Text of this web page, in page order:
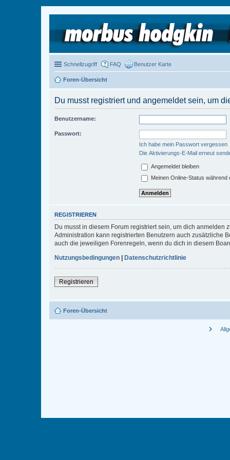
Schnellzugriff FAQ Benutzer Karte
Foren-Übersicht
Du musst registriert und angemeldet sein, um
Benutzername:
Passwort:
Ich habe mein Passwort vergessen
Die Aktivierungs-E-Mail erneut
Angemeldet bleiben
Meinen Online-Status
REGISTRIEREN
Du musst in diesem Forum registriert sein, um dich
Administration kann registrierten Benutzern auch zusätzliche
auch die jeweiligen Forenregeln, wenn du dich in diesem
Nutzungsbedingungen | Datenschutzrichtlinie
Registrieren
Foren-Übersicht
chevron_right